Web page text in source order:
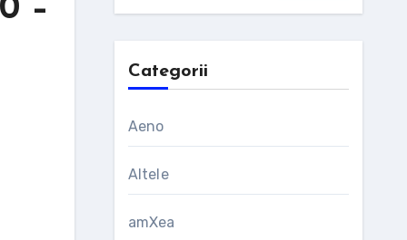
–
Categorii
Aeno
Altele
amXea